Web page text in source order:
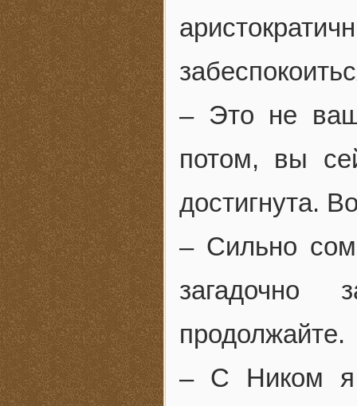
– Это не
потом, вы
достигнута.
– Сильно
продолжайте.
– С Ником я